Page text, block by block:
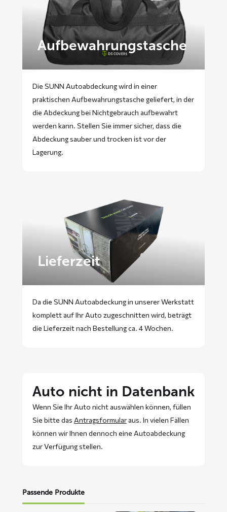
Aufbewahrungstasche
Die SUNN Autoabdeckung wird in einer
praktischen Aufbewahrungstasche geliefert, in der
die Abdeckung bei Nichtgebrauch aufbewahrt
werden kann. Stellen Sie immer sicher, dass die
Abdeckung sauber und trocken ist vor der
Lagerung.
Lieferzeit
Da die SUNN Autoabdeckung in unserer Werkstatt
komplett auf Ihr Auto zugeschnitten wird, beträgt
die Lieferzeit nach Bestellung ca. 4 Wochen.
Auto nicht in Datenbank
Wenn Sie Ihr Auto nicht auswählen können, füllen
Sie bitte das Antragsformular aus. In vielen Fällen
können wir Ihnen dennoch eine Autoabdeckung
zur Verfügung stellen.
Passende Produkte